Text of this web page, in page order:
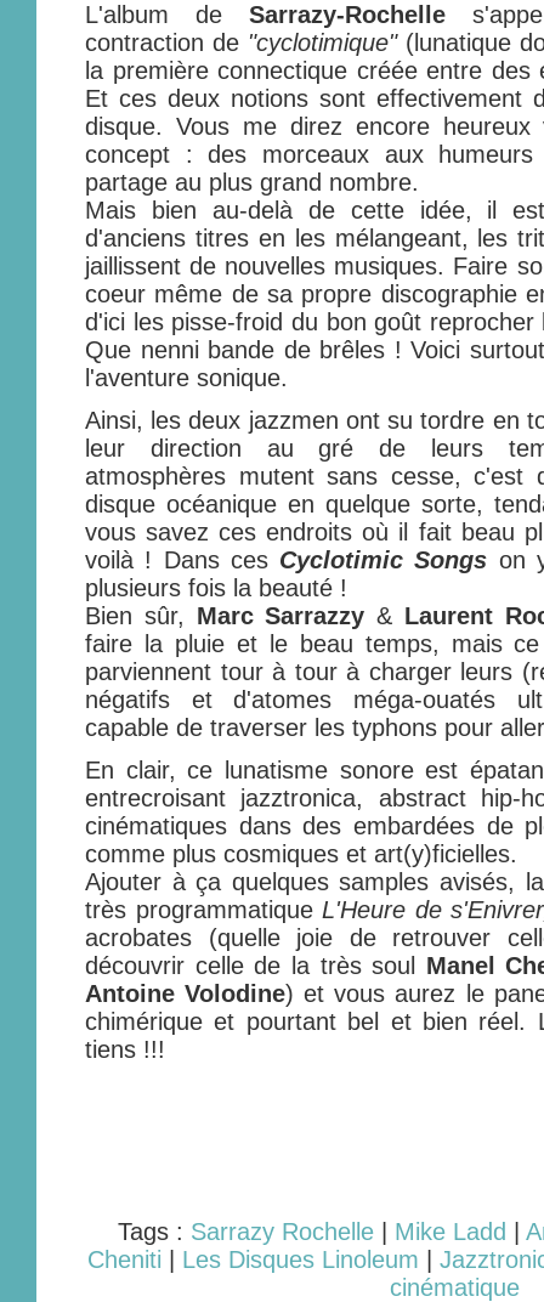
L'album de Sarrazy-Rochelle
contraction de "cyclotimique" (lunatique
la première connectique créée entre
Et ces deux notions sont effectivement
disque. Vous me direz encore
concept : des morceaux aux humeurs
partage au plus grand nombre.
Mais bien au-delà de cette idée, il
d'anciens titres en les mélangeant, les
jaillissent de nouvelles musiques. Faire
coeur même de sa propre discographie
d'ici les pisse-froid du bon goût
Que nenni bande de brêles ! Voici
l'aventure sonique.
Ainsi, les deux jazzmen ont su tordre en
leur direction au gré de leurs
atmosphères mutent sans cesse, c'est
disque océanique en quelque sorte,
vous savez ces endroits où il fait beau
voilà ! Dans ces Cyclotimic Songs on
plusieurs fois la beauté !
Bien sûr, Marc Sarrazzy & Laurent
faire la pluie et le beau temps, mais
parviennent tour à tour à charger leurs
négatifs et d'atomes méga-ouatés
capable de traverser les typhons pour
En clair, ce lunatisme sonore est
entrecroisant jazztronica, abstract hip-
cinématiques dans des embardées de
comme plus cosmiques et art(y)ficielles.
Ajouter à ça quelques samples avisés,
très programmatique L'Heure de
acrobates (quelle joie de retrouver
découvrir celle de la très soul Manel
Antoine Volodine) et vous aurez le
chimérique et pourtant bel et bien réel.
tiens !!!
Tags : Sarrazy Rochelle| Mike Ladd
Cheniti
Les Disques Linoleum
cinématique